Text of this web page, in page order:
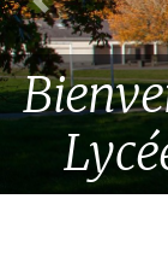
Nos
SAPAT
Previous